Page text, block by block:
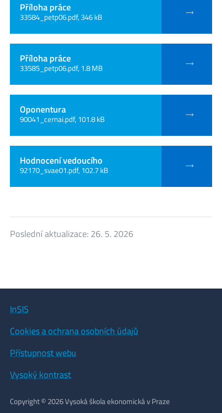
Příloha práce
33584_petp06.pdf, 346 kB
Příloha práce
33585_petp06.pdf, 1.8 MB
Oponentura
90041_cernai.pdf, 101.8 kB
Hodnocení vedoucího
92170_svae01.pdf, 102.7 kB
Poslední aktualizace: 26. 5. 2026
InSIS
Cookies a ochrana osobních údajů
Přístupnost webu
Vysoký kontrast
Copyright © 2026 Vysoká škola ekonomická v Praze